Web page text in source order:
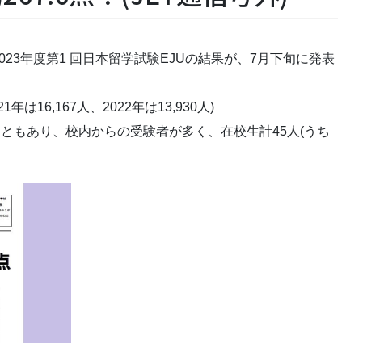
年度第1 回日本留学試験EJUの結果が、7月下旬に発表
年は16,167人、2022年は13,930人)
もあり、校内からの受験者が多く、在校生計45人(うち